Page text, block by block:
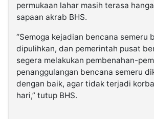
permukaan lahar masih terasa
sapaan akrab BHS.
“Semoga kejadian bencana semeru
dipulihkan, dan pemerintah pusat
segera melakukan pembenahan-
penanggulangan bencana semeru
dengan baik, agar tidak terjadi
hari,” tutup BHS.